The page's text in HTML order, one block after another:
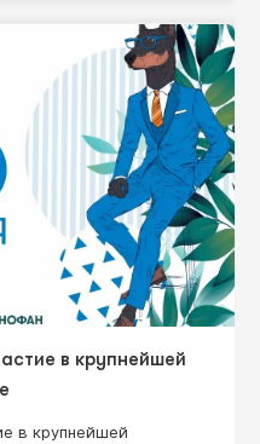
специальное
кандидатские степени.
уже 15
в крупнейшей
в крупнейшей